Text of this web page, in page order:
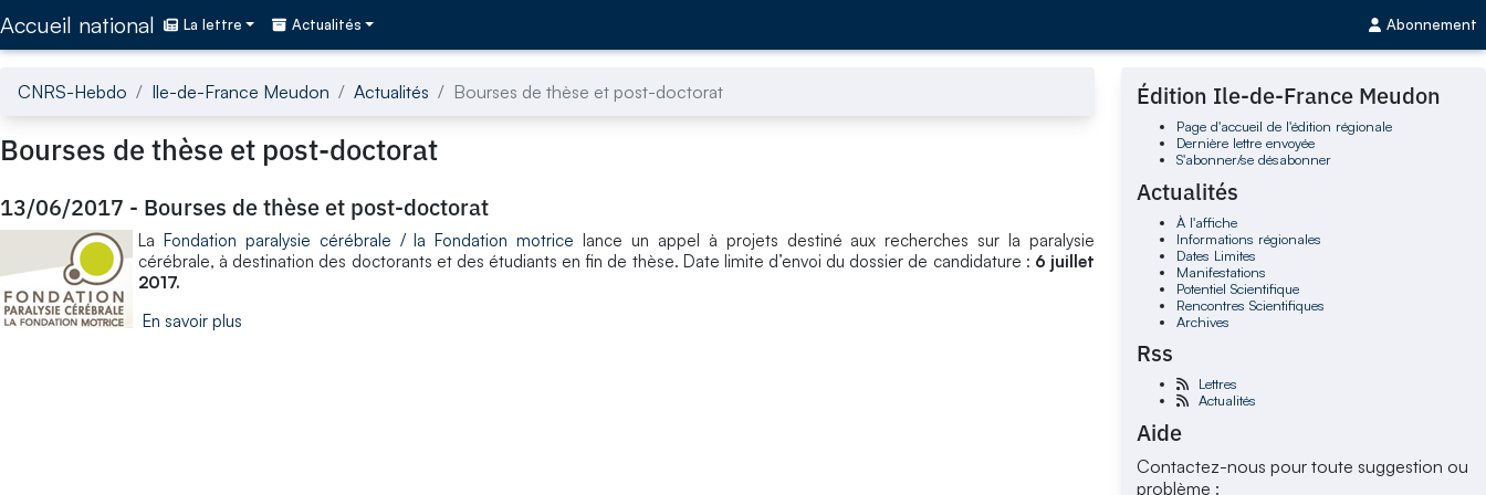
Accueil national La lettre Actualités Abonnement
CNRS-Hebdo Ile-de-France Meudon Actualités Bourses de thèse et post-doctorat
Bourses de thèse et post-doctorat
13/06/2017 - Bourses de thèse et post-doctorat
La Fondation paralysie cérébrale / la Fondation motrice lance un appel à projets destiné aux recherches sur la paralysie
cérébrale, à destination des doctorants et des étudiants en fin de thèse. Date limite d’envoi du dossier de candidature : 6 juillet
2017.
En savoir plus
Édition Ile-de-France Meudon
Page d'accueil de l'édition régionale
Dernière lettre envoyée
S'abonner/se désabonner
Actualités
À l'affiche
Informations régionales
Dates Limites
Manifestations
Potentiel Scientifique
Rencontres Scientifiques
Archives
Rss
Lettres
Actualités
Aide
Contactez-nous pour toute suggestion ou
problème :